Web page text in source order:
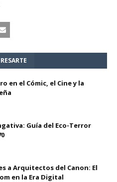
en el Cómic, el Cine y la
Guía del Eco-Terror
a Arquitectos del Canon: El
en la Era Digital